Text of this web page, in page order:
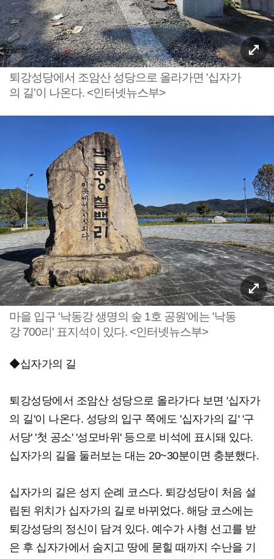
퇴강성당에서 조암산 성당으로 올라가면 '십자가
의 길'이 나온다. <인터넷뉴스부>
마을 입구 '낙동강 생명의 숲 1호 공원'에는 '낙동
강 700리' 표지석이 있다. <인터넷뉴스부>
◆십자가의 길
퇴강성당에서 조암산 성당으로 올라가다 보면 '십자가
의 길'이 나온다. 성당의 입구 쪽에도 '십자가의 길' '구
서당' '첫 공소' '성모바위' 등으로 비석에 표시돼 있다.
십자가의 길을 둘러보는 대는 20~30분이면 충분했다.
십자가의 길은 성지 순례 코스다. 퇴강성당이 처음 설
립된 위치가 십자가의 길로 바뀌었다. 해당 코스에는
퇴강성당의 정신이 담겨 있다. 예수가 사형 선고를 받
은 후 십자가에서 숨지고 땅에 묻힐 때까지 수난을 기